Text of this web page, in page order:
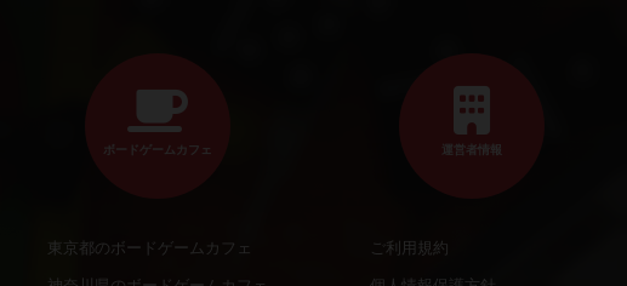
ボードゲームカフェ
東京都のボードゲームカフェ
運営者情報
ご利用規約